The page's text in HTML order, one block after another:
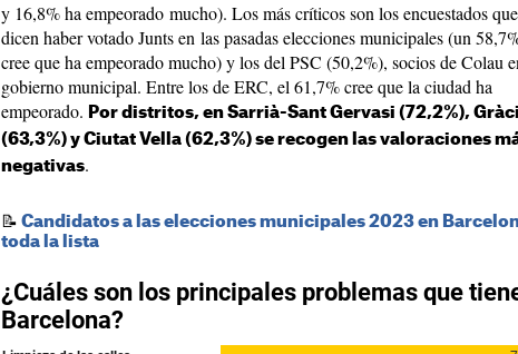
y 16,8% ha empeorado mucho). Los más críticos son los encuestados que
dicen haber votado Junts en las pasadas elecciones municipales (un
cree que ha empeorado mucho) y los del PSC (50,2%), socios de Colau
gobierno municipal. Entre los de ERC, el 61,7% cree que la ciudad ha
empeorado. Por distritos, en Sarrià-Sant Gervasi (72,2%),
(63,3%) y Ciutat Vella (62,3%) se recogen las valoraciones
negativas.
📝 Candidatos a las elecciones municipales 2023 en
toda la lista